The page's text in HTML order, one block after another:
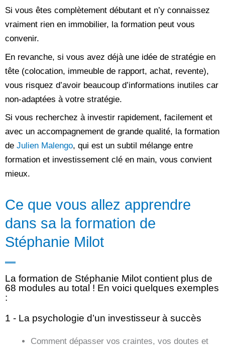
Si vous êtes complètement débutant et n’y connaissez
vraiment rien en immobilier, la formation peut vous
convenir.
En revanche, si vous avez déjà une idée de stratégie en
tête (colocation, immeuble de rapport, achat, revente),
vous risquez d’avoir beaucoup d’informations inutiles car
non-adaptées à votre stratégie.
Si vous recherchez à investir rapidement, facilement et
avec un accompagnement de grande qualité, la formation
de Julien Malengo, qui est un subtil mélange entre
formation et investissement clé en main, vous convient
mieux.
Ce que vous allez apprendre
dans sa la formation de
Stéphanie Milot
La formation de Stéphanie Milot contient plus de
68 modules au total ! En voici quelques exemples
:
1 - La psychologie d’un investisseur à succès
Comment dépasser vos craintes, vos doutes et